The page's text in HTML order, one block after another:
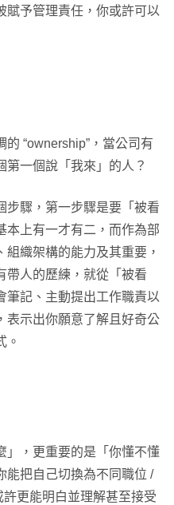
賦予管理責任，你或許可以
“ownership”，當公司有
第一個說「我來」的人？
步驟，第一步驟是要「被看
本上有一才有二，而作為部
織架構的能力及其重要，
帶人的歷練，就從「被看
筆記、主動提出工作職責以
表示出你願意了解且好奇公
。
」，更重要的是「你懂不懂
能把自己切換為不同職位 /
更能明白並理解甚至接受